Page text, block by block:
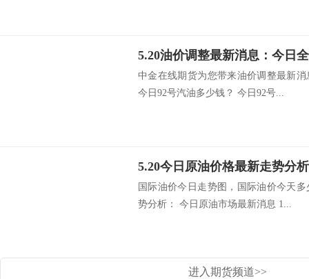
中金在线期货为您带来油价调整最新
今日92号汽油多少钱？ 今日92号...
5.20今日原油价格最新走势分
国际油价今日走势图，国际油价今天
势分析： 今日原油市场最新消息 1...
进入期货频道>>